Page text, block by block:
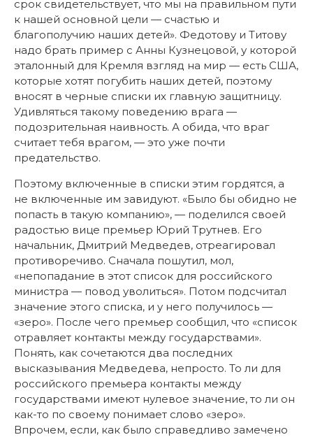
срок свидетельствует, что мы на правильном пути
к нашей основной цели — счастью и
благополучию наших детей». Федотову и Титову
надо брать пример с Анны Кузнецовой, у которой
эталонный для Кремля взгляд на мир — есть США,
которые хотят погубить наших детей, поэтому
вносят в черные списки их главную защитницу.
Удивляться такому поведению врага —
подозрительная наивность. А обида, что враг
считает тебя врагом, — это уже почти
предательство.
Поэтому включенные в списки этим гордятся, а
не включенные им завидуют. «Было бы обидно не
попасть в такую компанию», — поделился своей
радостью вице премьер Юрий Трутнев. Его
начальник, Дмитрий Медведев, отреагировал
противоречиво. Сначала пошутил, мол,
«непопадание в этот список для российского
министра — повод уволиться». Потом подсчитал
значение этого списка, и у него получилось —
«зеро». После чего премьер сообщил, что «список
отравляет контакты между государствами».
Понять, как сочетаются два последних
высказывания Медведева, непросто. То ли для
российского премьера контакты между
государствами имеют нулевое значение, то ли он
как-то по своему понимает слово «зеро».
Впрочем, если, как было справедливо замечено